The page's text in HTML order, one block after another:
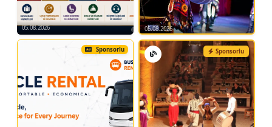
05.08.2026 05.08.2026
Sponsorlu Sponsorlu